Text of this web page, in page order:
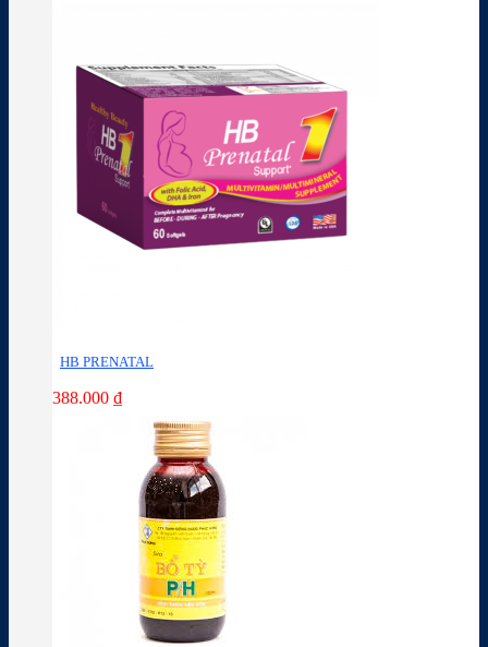
HB PRENATAL
388.000 ₫